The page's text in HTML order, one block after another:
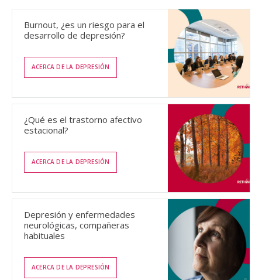
Burnout, ¿es un riesgo para el
desarrollo de depresión?
ACERCA DE LA DEPRESIÓN
¿Qué es el trastorno afectivo
estacional?
ACERCA DE LA DEPRESIÓN
Depresión y enfermedades
neurológicas, compañeras
habituales
ACERCA DE LA DEPRESIÓN